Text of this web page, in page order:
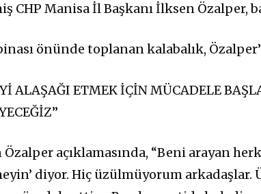
CHP Manisa İl Başkanı İlksen Özalper,
önünde toplanan kalabalık,
ALAŞAĞI ETMEK İÇİN MÜCADELE
açıklamasında, “Beni arayan
diyor. Hiç üzülmüyorum arkadaşlar.